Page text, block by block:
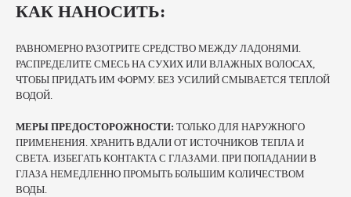
КАК НАНОСИТЬ:
РАВНОМЕРНО РАЗОТРИТЕ СРЕДСТВО МЕЖДУ ЛАДОНЯМИ.
РАСПРЕДЕЛИТЕ СМЕСЬ НА СУХИХ ИЛИ ВЛАЖНЫХ ВОЛОСАХ,
ЧТОБЫ ПРИДАТЬ ИМ ФОРМУ. БЕЗ УСИЛИЙ СМЫВАЕТСЯ ТЕПЛОЙ
ВОДОЙ.
МЕРЫ ПРЕДОСТОРОЖНОСТИ: ТОЛЬКО ДЛЯ НАРУЖНОГО
ПРИМЕНЕНИЯ. ХРАНИТЬ ВДАЛИ ОТ ИСТОЧНИКОВ ТЕПЛА И
СВЕТА. ИЗБЕГАТЬ КОНТАКТА С ГЛАЗАМИ. ПРИ ПОПАДАНИИ В
ГЛАЗА НЕМЕДЛЕННО ПРОМЫТЬ БОЛЬШИМ КОЛИЧЕСТВОМ
ВОДЫ.